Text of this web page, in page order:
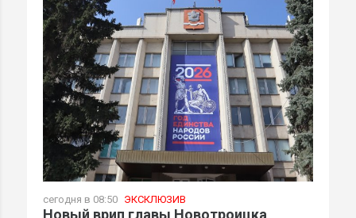
сегодня в 08:50 ЭКСКЛЮЗИВ
Новый врип главы Новотроицка